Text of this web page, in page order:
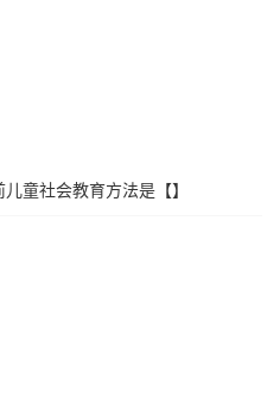
童社会教育方法是【】